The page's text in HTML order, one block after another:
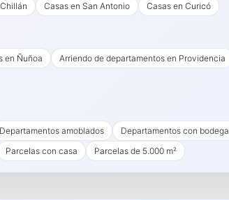
Casas en San Antonio Casas en Curicó
en Ñuñoa
Arriendo de departamentos en Providencia
Departamentos amoblados
Departamentos con bodega
Parcelas con casa Parcelas de 5.000 m²